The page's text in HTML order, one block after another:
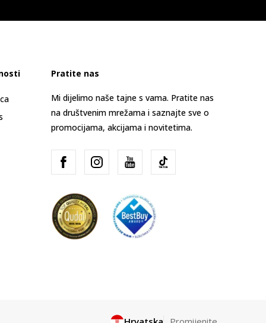
Pratite nas
Mi dijelimo naše tajne s vama. Pratite nas
na društvenim mrežama i saznajte sve o
promocijama, akcijama i novitetima.